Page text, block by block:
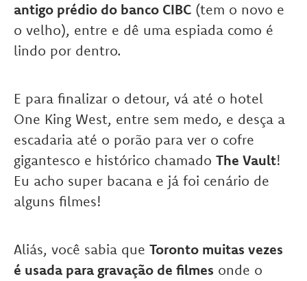
antigo prédio do banco CIBC (tem o novo e
o velho), entre e dê uma espiada como é
lindo por dentro.
E para finalizar o detour, vá até o hotel
One King West, entre sem medo, e desça a
escadaria até o porão para ver o cofre
gigantesco e histórico chamado The Vault!
Eu acho super bacana e já foi cenário de
alguns filmes!
Aliás, você sabia que Toronto muitas vezes
é usada para gravação de filmes onde o